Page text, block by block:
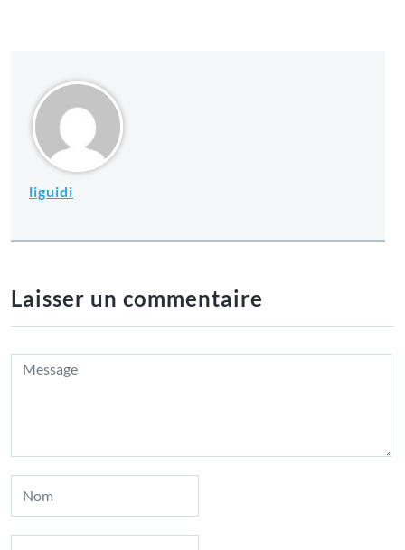
liguidi
Laisser un commentaire